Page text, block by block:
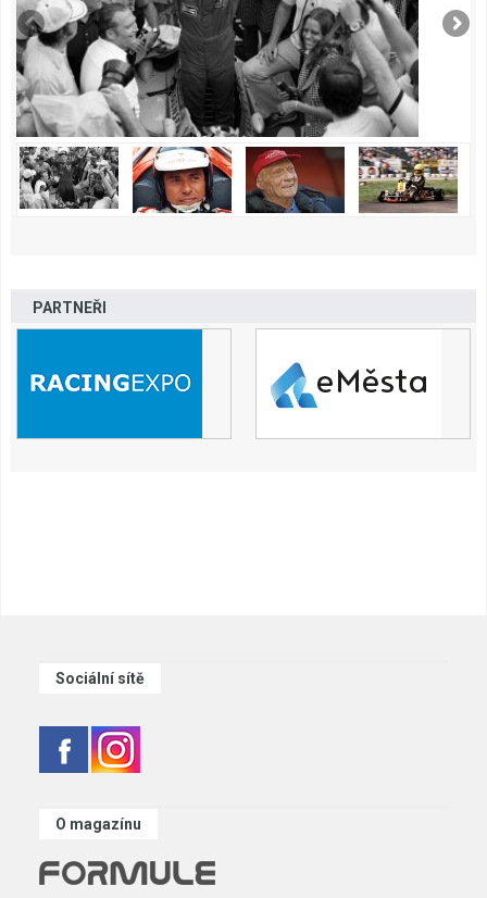
PARTNEŘI
Sociální sítě
O magazínu